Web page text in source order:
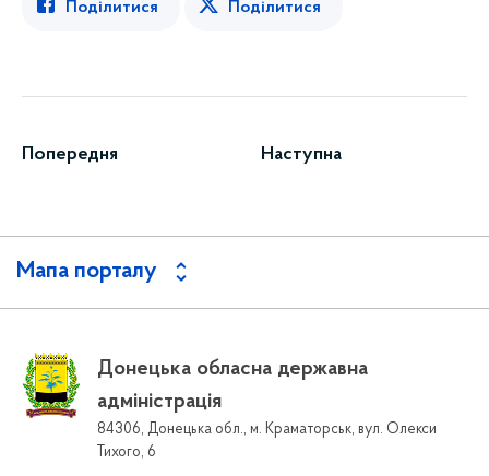
Поділитися Поділитися
Попередня Наступна
Мапа порталу
Донецька обласна державна
адміністрація
84306, Донецька обл., м. Краматорськ, вул. Олекси
Тихого, 6